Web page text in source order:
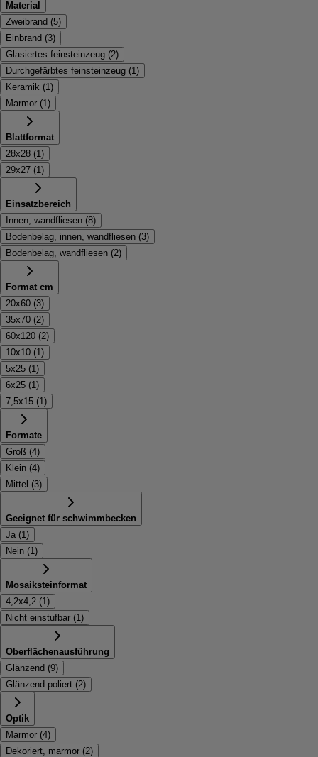
Material
Zweibrand (5)
Einbrand (3)
Glasiertes feinsteinzeug (2)
Durchgefärbtes feinsteinzeug (1 )
Keramik (1 )
Marmor (1 )
Blattformat
28x28 (1 )
29x27 (1 )
Einsatzbereich
Innen, wandfliesen (8)
Bodenbelag, innen, wandfliesen (3)
Bodenbelag, wandfliesen (2)
Format cm
20x60 (3)
35x70 (2)
60x120 (2)
10x10 (1 )
5x25 (1 )
6x25 (1 )
7,5x15 (1 )
Formate
Groß (4)
Klein (4)
Mittel (3)
Geeignet für schwimmbecken
Ja (1 )
Nein (1 )
Mosaiksteinformat
4,2x4,2 (1 )
Nicht einstufbar (1 )
Oberflächenausführung
Glänzend (9)
Glänzend poliert (2)
Optik
Marmor (4)
Dekoriert, marmor (2)